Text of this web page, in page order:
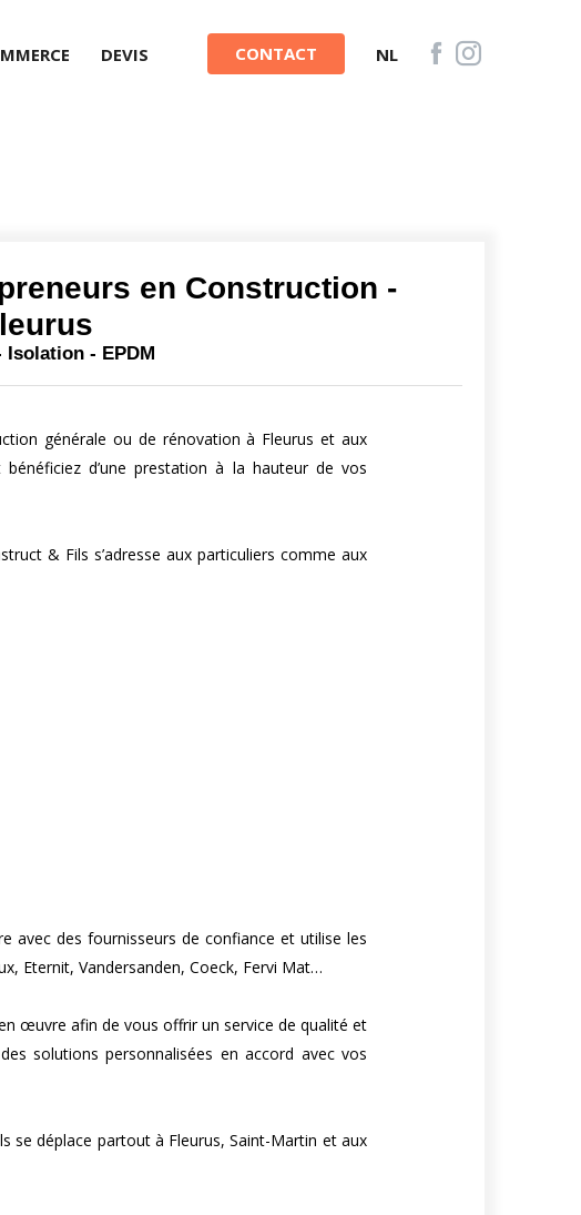
DEVIS CONTACT NL
en Construction -
- EPDM
générale ou de rénovation à Fleurus et aux
d’une prestation à la hauteur de vos
& Fils s’adresse aux particuliers comme aux
avec des fournisseurs de confiance et utilise les
Eternit, Vandersanden, Coeck, Fervi Mat…
œuvre afin de vous offrir un service de qualité et
solutions personnalisées en accord avec vos
se déplace partout à Fleurus, Saint-Martin et aux